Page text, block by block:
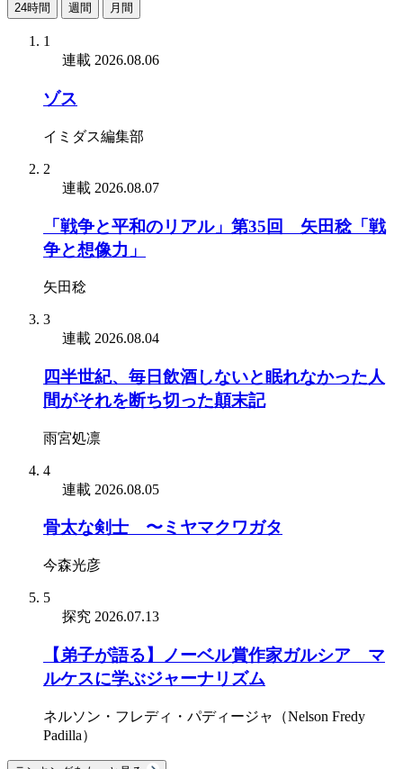
24時間 週間 月間
1
連載 2026.08.06
ゾス
イミダス編集部
2
連載 2026.08.07
「戦争と平和のリアル」第35回 矢田稔「戦
争と想像力」
矢田稔
3
連載 2026.08.04
四半世紀、毎日飲酒しないと眠れなかった人
間がそれを断ち切った顛末記
雨宮処凛
4
連載 2026.08.05
骨太な剣士 〜ミヤマクワガタ
今森光彦
5
探究 2026.07.13
【弟子が語る】ノーベル賞作家ガルシア゠マ
ルケスに学ぶジャーナリズム
ネルソン・フレディ・パディージャ（Nelson Fredy
Padilla）